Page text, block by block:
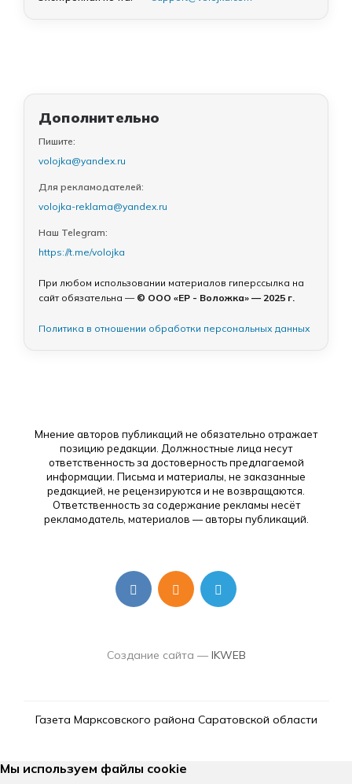
Дополнительно
Пишите:
volojka@yandex.ru
Для рекламодателей:
volojka-reklama@yandex.ru
Наш Telegram:
https://t.me/volojka
При любом использовании материалов гиперссылка на
сайт обязательна — © ООО «ЕР - Воложка» — 2025 г.
Политика в отношении обработки персональных данных
Мнение авторов публикаций не обязательно отражает
позицию редакции. Должностные лица несут
ответственность за достоверность предлагаемой
информации. Письма и материалы, не заказанные
редакцией, не рецензируются и не возвращаются.
Ответственность за содержание рекламы несёт
рекламодатель, материалов — авторы публикаций.
Создание сайта — IKWEB
Газета Марксовского района Саратовской области
Мы используем файлы cookie